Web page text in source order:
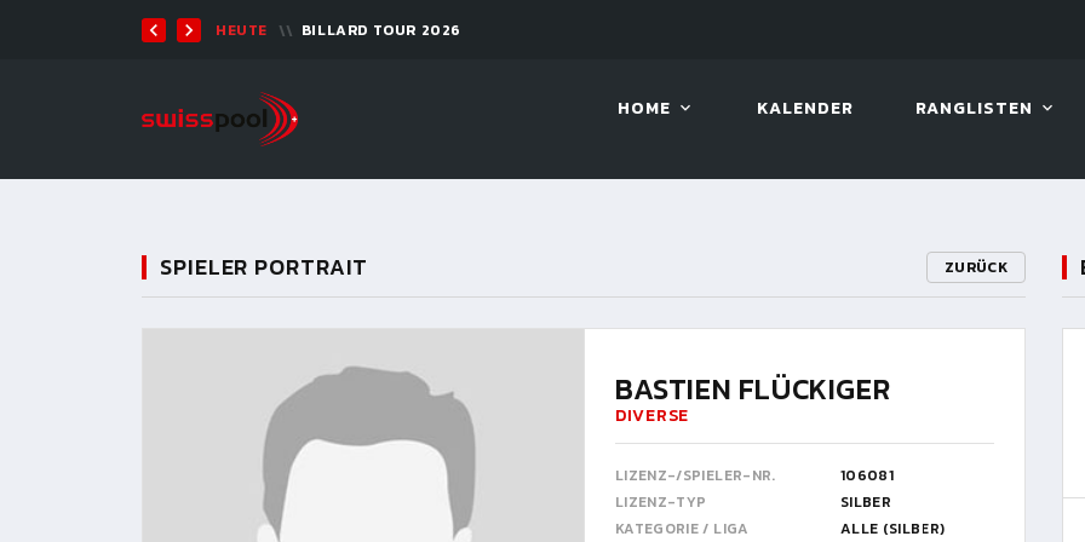
2026 - 9-BALL HEUTE BILLARD TOUR 2026
HOME KALENDER RANGLISTEN
SPIELER PORTRAIT ZURÜCK
BASTIEN FLÜCKIGER
DIVERSE
LIZENZ-/SPIELER-NR.
106081
LIZENZ-TYP
SILBER
KATEGORIE / LIGA
ALLE (SILBER)